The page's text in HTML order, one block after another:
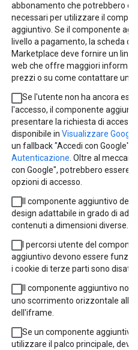
abbonamento che potrebbero
necessari per utilizzare il
aggiuntivo. Se il componente
livello a pagamento, la scheda del
Marketplace deve fornire un link
web che offre maggiori
prezzi o su come contattare un
Se l'utente non ha ancora
l'accesso, il componente
presentare la richiesta di
disponibile in Visualizzare Google
un fallback "Accedi con Google"
Autenticazione . Oltre al
con Google", potrebbero essere
opzioni di accesso.
Il componente aggiuntivo
design adattabile in grado di
contenuti a dimensioni diverse.
I percorsi utente del
aggiuntivo devono essere
i cookie di terze parti sono
Il componente aggiuntivo non
uno scorrimento orizzontale
dell'iframe.
Se un componente aggiuntivo
utilizzare il palco principale, deve